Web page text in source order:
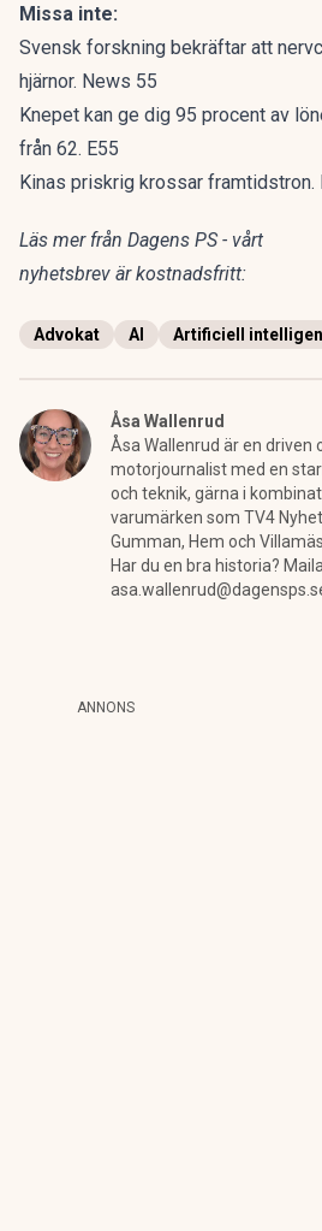
Missa inte:
Svensk forskning bekräftar att
hjärnor. News 55
Knepet kan ge dig 95 procent av
från 62. E55
Kinas priskrig krossar framtidstron.
Läs mer från Dagens PS - vårt
nyhetsbrev är kostnadsfritt:
Advokat AI Artificiell
Åsa Wallenrud
Åsa Wallenrud är en driven
motorjournalist med en
och teknik, gärna i
varumärken som TV4
Gumman, Hem och
Har du en bra historia?
ANNONS